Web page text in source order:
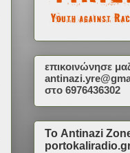
επικοινώνησε
στο 6976436302
Το Antinazi